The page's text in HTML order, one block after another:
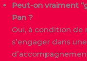
Peut-on vraiment
Pan ?
Oui, à condition
s’engager dans